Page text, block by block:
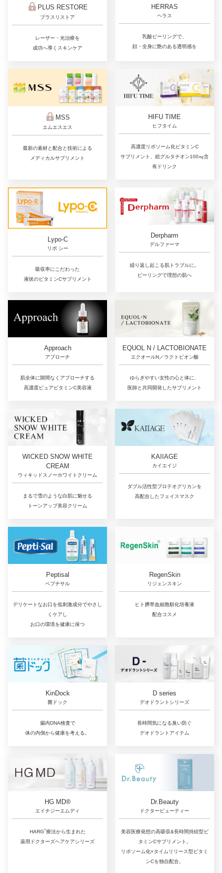
PLUS RESTORE
プラスリストア
レーザー・光治療を
成功へ導くスキンケア
HERRAS
ヘラス
乳酸ピーリングで、
顔・全身に艶のある透明感を
MSS
エムエスエス
最新の素材と配合と技術による
メディカルサプリメント
HIFU TIME
ヒフタイム
高濃度リポソーム化ビタミンC
サプリメント、総グルタチオン100㎎含
有ドリンク
Lypo-C
リポ シー
吸収率にこだわった
液状のビタミンCサプリメント
Derpharm
デルファーマ
繰り返し起こる肌トラブルに。
ピーリングで理想の肌へ
Approach
アプローチ
肌全体に隙間なくアプローチする
高濃度ピュアビタミンC美容液
EQUOL N / LACTOBIONATE
エクオールN／ラクトビオン酸
ゆらぎやすい女性の心と体に、
医師と共同開発したサプリメント
WICKED SNOW WHITE
CREAM
ウィキッドスノーホワイトクリーム
まるで雪のような白肌に魅せる
トーンアップ美容クリーム
KAIIAGE
カイエイジ
ダブル活性型プロテオグリカンを
高配合したフェイスマスク
Peptisal
ペプチサル
デリケートなお口を低刺激成分でやさし
くケアし
お口の環境を健康に保つ
RegenSkin
リジェンスキン
ヒト臍帯血細胞順化培養液
配合コスメ
KinDock
菌ドック
腸内DNA検査で
体の内側から健康を考える。
D series
デオドラントシリーズ
長時間気になる臭い防ぐ
デオドラントアイテム
HG MD®
エイチジーエムディ
HARG®療法から生まれた
薬用ドクターズヘアケアシリーズ
Dr.Beauty
ドクタービューティー
美容医療発想の高吸収&長時間持続型ビ
タミンCサプリメント。
リポソーム化×タイムリリース型ビタミ
ンCを独自配合。